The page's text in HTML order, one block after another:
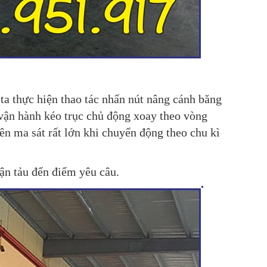
thực hiện thao tác nhấn nút nâng cánh băng
hành kéo trục chủ động xoay theo vòng
ma sát rất lớn khi chuyển động theo chu kì
tảu đến điểm yêu câu.